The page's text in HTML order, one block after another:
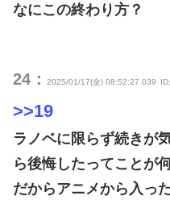
なにこの終わり方？
24： 2025/01/17(金) 08:52:27.039
>>19
ラノベに限らず続きが
ら後悔したってことが
だからアニメから入っ